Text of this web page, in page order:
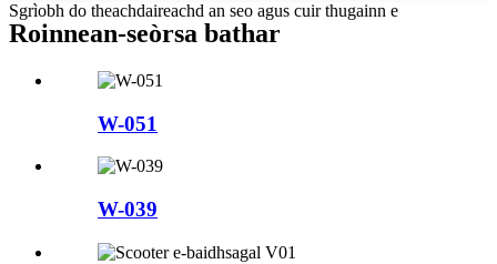
Sgrìobh do theachdaireachd an seo agus cuir thugainn e
Roinnean-seòrsa bathar
W-051
W-039